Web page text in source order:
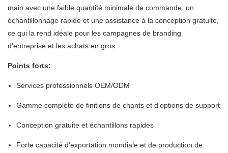
main avec une faible quantité minimale de commande, un
échantillonnage rapide et une assistance à la conception gratuite,
ce qui la rend idéale pour les campagnes de branding
d'entreprise et les achats en gros.
Points forts:
Services professionnels OEM/ODM
Gamme complète de finitions de chants et d'options de support
Conception gratuite et échantillons rapides
Forte capacité d'exportation mondiale et de production de